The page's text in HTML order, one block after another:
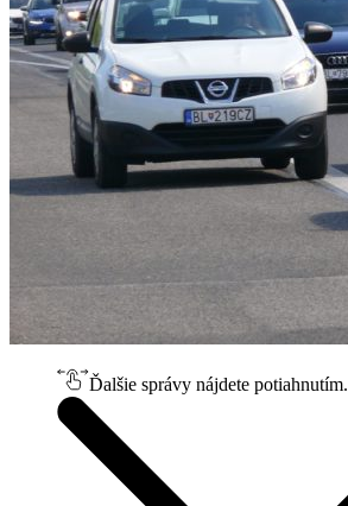
Ďalšie správy nájdete potiahnutím.